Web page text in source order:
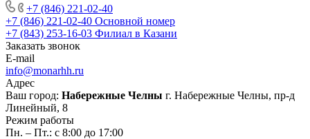
+7 (846) 221-02-40
+7 (846) 221-02-40 Основной номер
+7 (843) 253-16-03 Филиал в Казани
Заказать звонок
E-mail
info@monarhh.ru
Адрес
Ваш город: Набережные Челны г. Набережные Челны, пр-д
Линейный, 8
Режим работы
Пн. – Пт.: с 8:00 до 17:00